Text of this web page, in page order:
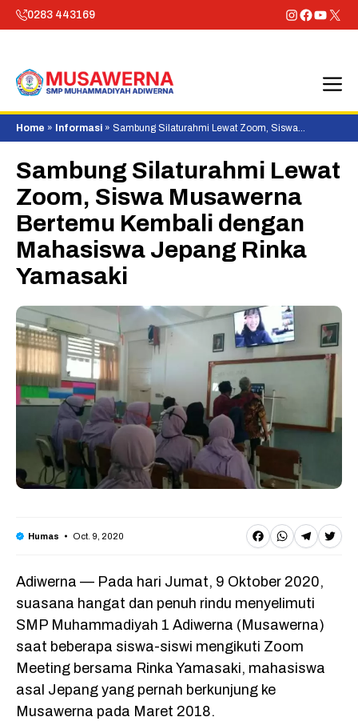
Skip
to
0283 443169 Instagram
X
Home » Informasi » Sambung Silaturahmi Lewat Zoom, Siswa
Musawerna Bertemu Kembali dengan Mahasiswa Jepang Rinka Yamasaki
Sambung Silaturahmi Lewat
Zoom, Siswa Musawerna
Bertemu Kembali dengan
Mahasiswa Jepang Rinka
Yamasaki
Humas Oct. 9, 2020
F
c
e
b
o
o
W
a
t
s
A
p
T
l
e
g
r
T
t
r
Adiwerna — Pada hari Jumat, 9 Oktober 2020,
suasana hangat dan penuh rindu menyelimuti
SMP Muhammadiyah 1 Adiwerna (Musawerna)
saat beberapa siswa-siswi mengikuti Zoom
Meeting bersama Rinka Yamasaki, mahasiswa
asal Jepang yang pernah berkunjung ke
Musawerna pada Maret 2018.